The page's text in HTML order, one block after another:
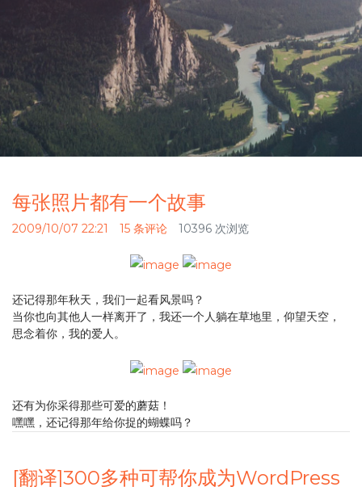
每张照片都有一个故事
2009/10/07 22:21 15 条评论 10396 次浏览
还记得那年秋天，我们一起看风景吗？
当你也向其他人一样离开了，我还一个人躺在草地里，仰望天空，
思念着你，我的爱人。
还有为你采得那些可爱的蘑菇！
嘿嘿，还记得那年给你捉的蝴蝶吗？
[翻译]300多种可帮你成为WordPress